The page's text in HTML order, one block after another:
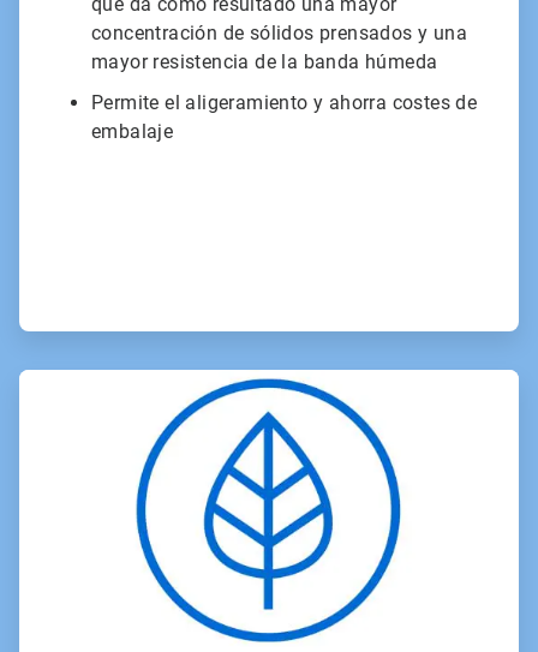
concentración de sólidos prensados y una
mayor resistencia de la banda húmeda
Permite el aligeramiento y ahorra costes de
embalaje
ArticleTile